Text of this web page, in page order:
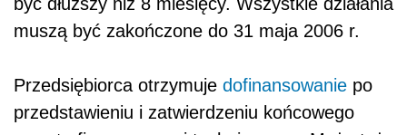
muszą być zakończone do 31 maja 2006 r.
Przedsiębiorca otrzymuje dofinansowanie po
przedstawieniu i zatwierdzeniu końcowego